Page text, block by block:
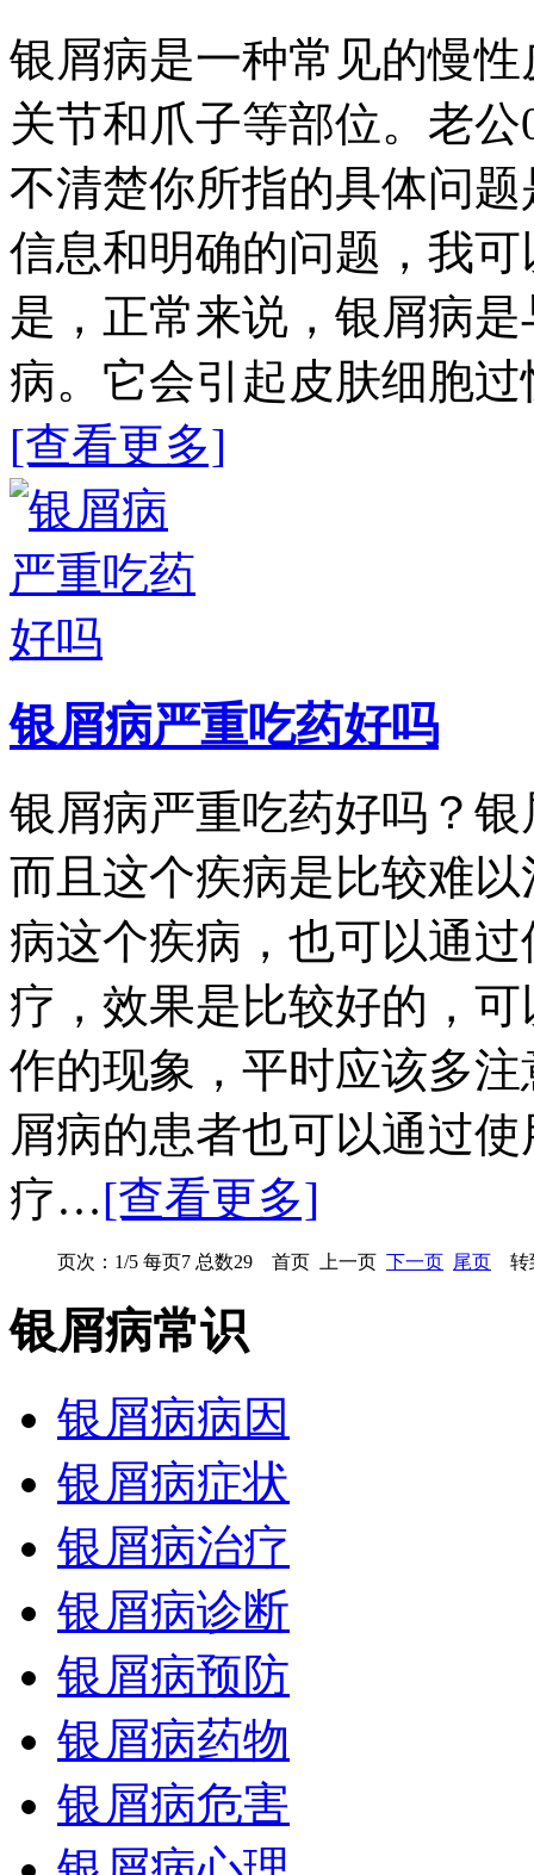
银屑病是一种常见的慢
关节和爪子等部位。老
不清楚你所指的具体问
信息和明确的问题，我
是，正常来说，银屑病
病。它会引起皮肤细胞
[查看更多]
银屑病严重吃药好吗
银屑病严重吃药好吗？
而且这个疾病是比较难
病这个疾病，也可以通
疗，效果是比较好的，
作的现象，平时应该多
屑病的患者也可以通过
疗…[查看更多]
页次：1/5 每页7 总数29 首页 上一页 下一页 尾页 转
银屑病常识
银屑病病因
银屑病症状
银屑病治疗
银屑病诊断
银屑病预防
银屑病药物
银屑病危害